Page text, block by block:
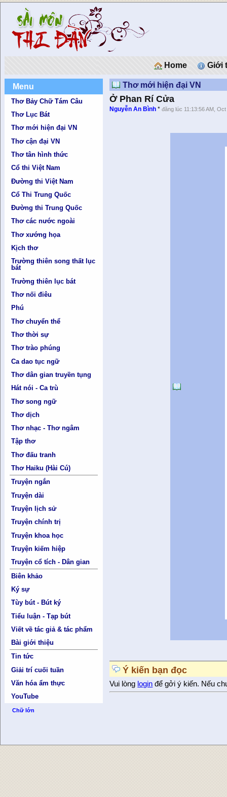
Home Giới
Menu
Thơ Bảy Chữ Tám Câu
Thơ Lục Bát
Thơ mới hiện đại VN
Thơ cận đại VN
Thơ tân hình thức
Cổ thi Việt Nam
Đường thi Việt Nam
Cổ Thi Trung Quốc
Đường thi Trung Quốc
Thơ các nước ngoài
Thơ xướng họa
Kịch thơ
Trường thiên song thất lục
bát
Trường thiên lục bát
Thơ nối điêu
Phú
Thơ chuyển thể
Thơ thời sự
Thơ trào phúng
Ca dao tục ngữ
Thơ dân gian truyền tụng
Hát nói - Ca trù
Thơ song ngữ
Thơ dịch
Thơ nhạc - Thơ ngâm
Tập thơ
Thơ đấu tranh
Thơ Haiku (Hài Cú)
Truyện ngắn
Truyện dài
Truyện lịch sử
Truyện chính trị
Truyện khoa học
Truyện kiếm hiệp
Truyện cổ tích - Dân gian
Biên khảo
Ký sự
Tùy bút - Bút ký
Tiểu luận - Tạp bút
Viết về tác giả & tác phẩm
Bài giới thiệu
Tin tức
Giải trí cuối tuần
Văn hóa ẩm thực
YouTube
Chữ lớn
Thơ mới hiện đại VN
Ở Phan Rí Cửa
Nguyễn An Bình *đăng lúc 11:13:56 AM,
Ý kiến bạn đọc
Vui lòng login để gởi ý kiến. Nếu